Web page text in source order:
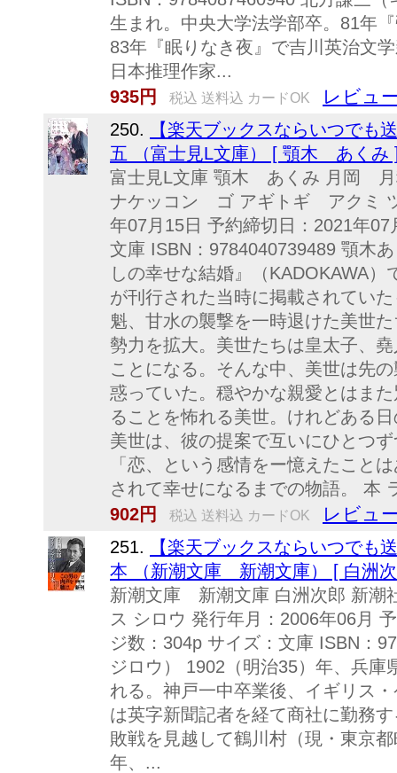
生まれ。中央大学法学部卒。81年
83年『眠りなき夜』で吉川英治文
日本推理作家...
935円
税込 送料込 カードOK レビュ
250.
【楽天ブックスならいつで
五 （富士見L文庫） [ 顎木 あくみ
富士見L文庫 顎木 あくみ 月岡 月
ナケッコン ゴ アギトギ アクミ
年07月15日 予約締切日：2021年
文庫 ISBN：9784040739489 顎木
しの幸せな結婚』（KADOKAWA
が刊行された当時に掲載されてい
魁、甘水の襲撃を一時退けた美世
勢力を拡大。美世たちは皇太子、
ことになる。そんな中、美世は先
惑っていた。穏やかな親愛とはま
ることを怖れる美世。けれどある
美世は、彼の提案で互いにひとつ
「恋、という感情をー憶えたこと
されて幸せになるまでの物語。 本
902円
税込 送料込 カードOK レビュ
251.
【楽天ブックスならいつでも
本 （新潮文庫 新潮文庫） [ 白洲
新潮文庫 新潮文庫 白洲次郎 新潮
ス シロウ 発行年月：2006年06月
ジ数：304p サイズ：文庫 ISBN：
ジロウ） 1902（明治35）年、兵庫
れる。神戸一中卒業後、イギリス
は英字新聞記者を経て商社に勤務
敗戦を見越して鶴川村（現・東京
年、...